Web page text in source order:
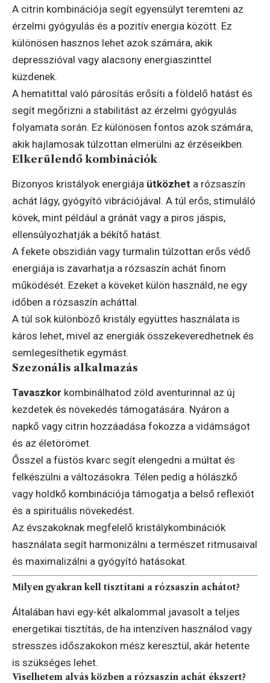
A citrin kombinációja segít egyensúlyt teremteni az
érzelmi gyógyulás és a pozitív energia között. Ez
különösen hasznos lehet azok számára, akik
depresszióval vagy alacsony energiaszinttel
küzdenek.
A hematittal való párosítás erősíti a földelő hatást és
segít megőrizni a stabilitást az érzelmi gyógyulás
folyamata során. Ez különösen fontos azok számára,
akik hajlamosak túlzottan elmerülni az érzéseikben.
Elkerülendő kombinációk
Bizonyos kristályok energiája ütközhet a rózsaszín
achát lágy, gyógyító vibrációjával. A túl erős, stimuláló
kövek, mint például a gránát vagy a piros jáspis,
ellensúlyozhatják a békítő hatást.
A fekete obszidián vagy turmalin túlzottan erős védő
energiája is zavarhatja a rózsaszín achát finom
működését. Ezeket a köveket külön használd, ne egy
időben a rózsaszín acháttal.
A túl sok különböző kristály együttes használata is
káros lehet, mivel az energiák összekeveredhetnek és
semlegesíthetik egymást.
Szezonális alkalmazás
Tavaszkor kombinálhatod zöld aventurinnal az új
kezdetek és növekedés támogatására. Nyáron a
napkő vagy citrin hozzáadása fokozza a vidámságot
és az életörömet.
Ősszel a füstös kvarc segít elengedni a múltat és
felkészülni a változásokra. Télen pedig a hólászkő
vagy holdkő kombinációja támogatja a belső reflexiót
és a spirituális növekedést.
Az évszakoknak megfelelő kristálykombinációk
használata segít harmonizálni a természet ritmusaival
és maximalizálni a gyógyító hatásokat.
Milyen gyakran kell tisztítani a rózsaszín achátot?
Általában havi egy-két alkalommal javasolt a teljes
energetikai tisztítás, de ha intenzíven használod vagy
stresszes időszakokon mész keresztül, akár hetente
is szükséges lehet.
Viselhetem alvás közben a rózsaszín achát ékszert?